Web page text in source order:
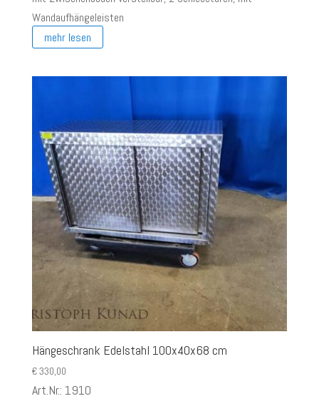
Wandaufhängeleisten
mehr lesen
Hängeschrank Edelstahl 100x40x68 cm
€330,00
Art.Nr.: 1910